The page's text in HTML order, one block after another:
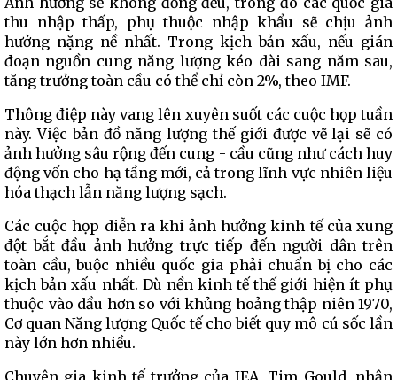
thu nhập thấp, phụ thuộc nhập khẩu sẽ chịu ảnh
hưởng nặng nề nhất. Trong kịch bản xấu, nếu gián
đoạn nguồn cung năng lượng kéo dài sang năm sau,
tăng trưởng toàn cầu có thể chỉ còn 2%, theo IMF.
Thông điệp này vang lên xuyên suốt các cuộc họp tuần
này. Việc bản đồ năng lượng thế giới được vẽ lại sẽ có
ảnh hưởng sâu rộng đến cung - cầu cũng như cách huy
động vốn cho hạ tầng mới, cả trong lĩnh vực nhiên liệu
hóa thạch lẫn năng lượng sạch.
Các cuộc họp diễn ra khi ảnh hưởng kinh tế của xung
đột bắt đầu ảnh hưởng trực tiếp đến người dân trên
toàn cầu, buộc nhiều quốc gia phải chuẩn bị cho các
kịch bản xấu nhất. Dù nền kinh tế thế giới hiện ít phụ
thuộc vào dầu hơn so với khủng hoảng thập niên 1970,
Cơ quan Năng lượng Quốc tế cho biết quy mô cú sốc lần
này lớn hơn nhiều.
Chuyên gia kinh tế trưởng của IEA, Tim Gould, nhận